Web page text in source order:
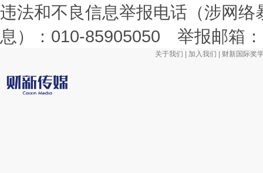
违法和不良信息举报电话（涉网
息）：010-85905050 举报邮箱
关于我们 加入我们 财新国际奖